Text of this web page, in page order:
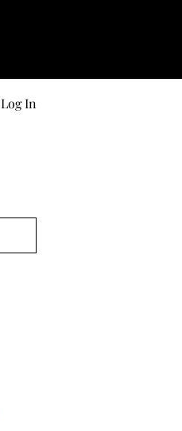
Log In